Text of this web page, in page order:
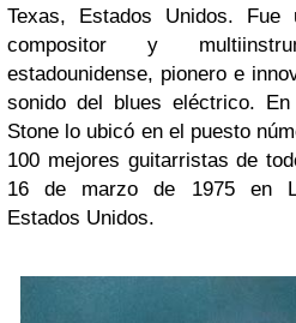
Texas, Estados Unidos. Fue
compositor y
estadounidense, pionero e
sonido del blues eléctrico.
Stone lo ubicó en el puesto
100 mejores guitarristas de
16 de marzo de 1975 en
Estados Unidos.